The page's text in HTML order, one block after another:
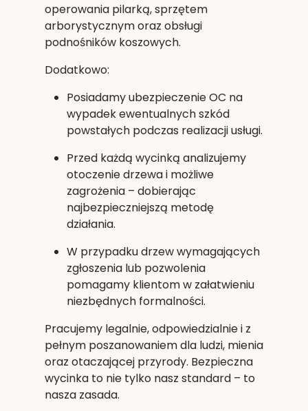
operowania pilarką, sprzętem
arborystycznym oraz obsługi
podnośników koszowych.
Dodatkowo:
Posiadamyubezpieczenie OC na
wypadek ewentualnych szkód
powstałych podczas realizacji usługi.
Przed każdą wycinką analizujemy
otoczenie drzewa i możliwe
zagrożenia – dobierając
najbezpieczniejszą metodę
działania.
W przypadku drzew wymagających
zgłoszenia lub pozwolenia
pomagamy klientom w załatwieniu
niezbędnych formalności.
Pracujemy legalnie, odpowiedzialnie i z
pełnym poszanowaniem dla ludzi, mienia
oraz otaczającej przyrody. Bezpieczna
wycinka to nie tylko nasz standard – to
nasza zasada.